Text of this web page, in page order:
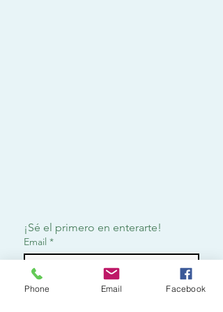
¡Sé el primero en enterarte!
Email *
Suscribirme
Phone Email Facebook